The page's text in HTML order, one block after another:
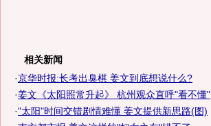
相关新闻
·京华时报:长考出臭棋 姜文到底想说什么?
·姜文《太阳照常升起》 杭州观众直呼"看不懂"
·"太阳"时间交错剧情难懂 姜文提供新思路(图)